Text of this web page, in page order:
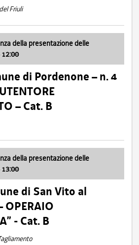
Friuli
della presentazione delle
di Pordenone – n. 4
– Cat. B
della presentazione delle
di San Vito al
OPERAIO
- Cat. B